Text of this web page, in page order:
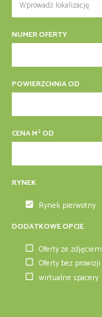
250 000 zł
300 000 zł
400 000 zł
NUMER OFERTY
POWIERZCHNIA OD
CENA M2OD
RYNEK
Rynek pierwotny
DODATKOWE OPCJE
Oferty ze zdjęciem
Oferty bez prowizji
wirtualne spacery